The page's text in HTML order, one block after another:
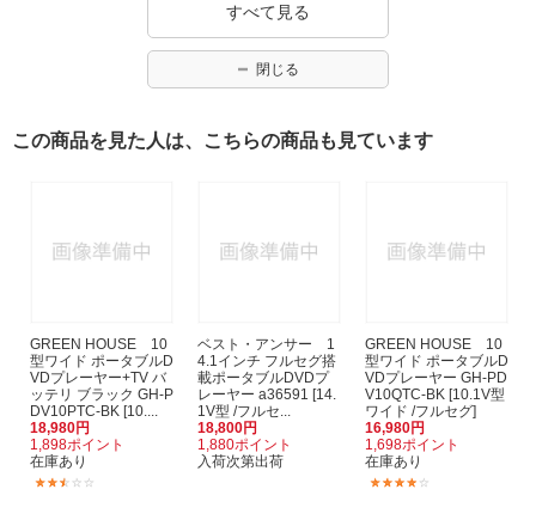
すべて見る
閉じる
この商品を見た人は、こちらの商品も見ています
GREEN HOUSE 10
型ワイド ポータブルD
VDプレーヤー+TV バ
ッテリ ブラック GH-P
DV10PTC-BK [10....
18,980円
1,898ポイント
在庫あり
ベスト・アンサー 1
4.1インチ フルセグ搭
載ポータブルDVDプ
レーヤー a36591 [14.
1V型 /フルセ...
18,800円
1,880ポイント
入荷次第出荷
GREEN HOUSE 10
型ワイド ポータブルD
VDプレーヤー GH-PD
V10QTC-BK [10.1V型
ワイド /フルセグ]
16,980円
1,698ポイント
在庫あり